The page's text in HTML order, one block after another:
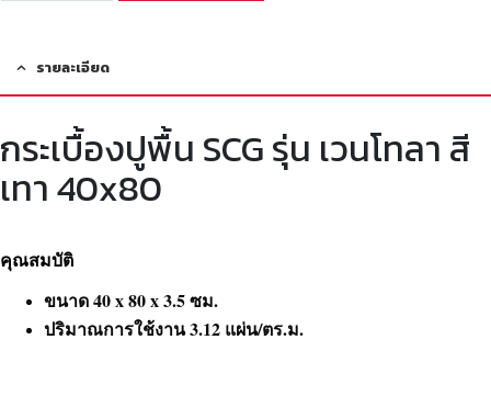
รายละเอียด
กระเบื้องปูพื้น SCG รุ่น เวนโทลา สี
เทา 40x80
คุณสมบัติ
ขนาด 40 x 80 x 3.5 ซม.
ปริมาณการใช้งาน 3.12 แผ่น/ตร.ม.